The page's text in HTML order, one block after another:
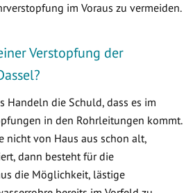
im Voraus zu vermeiden.
Verstopfung der
Handeln die Schuld, dass es im
in den Rohrleitungen kommt.
nicht von Haus aus schon alt,
dann besteht für die
die Möglichkeit, lästige